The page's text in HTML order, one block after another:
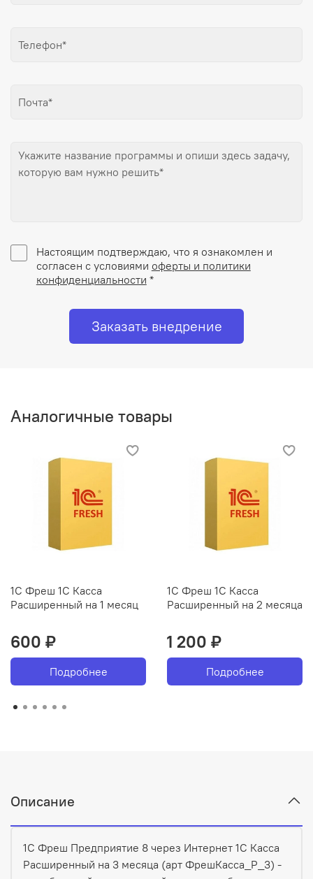
Настоящим подтверждаю, что я ознакомлен и
согласен с условиями оферты и политики
конфиденциальности *
Заказать внедрение
Аналогичные товары
1С Фреш 1С Касса
Расширенный на 1 месяц
600 ₽
Подробнее
1С Фреш 1С Касса
Расширенный на 2 месяца
1 200 ₽
Подробнее
Описание
1С Фреш Предприятие 8 через Интернет 1С Касса
Расширенный на 3 месяца (арт ФрешКасса_Р_3) -